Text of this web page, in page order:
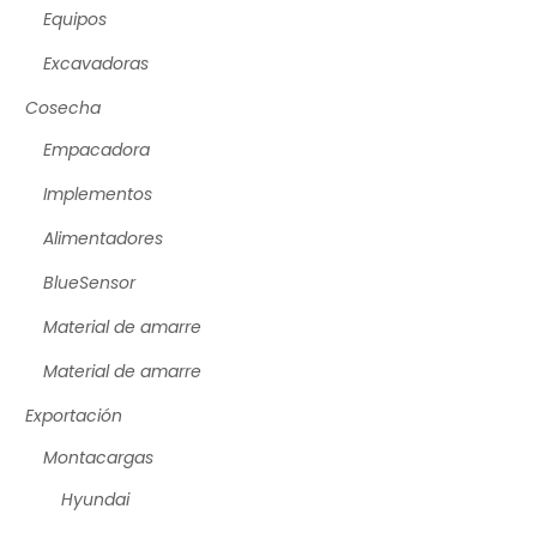
Equipos
Excavadoras
Cosecha
Empacadora
Implementos
Alimentadores
BlueSensor
Material de amarre
Material de amarre
Exportación
Montacargas
Hyundai